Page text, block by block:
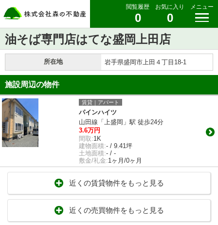
閲覧履歴
0
お気に入り
0
メニュー
油そば専門店はてな盛岡上田店
所在地 岩手県盛岡市上田４丁目18-1
施設周辺の物件
賃貸｜アパート
パインハイツ
山田線「上盛岡」駅 徒歩24分
3.6万円
間取:1K
建物面積:- / 9.41坪
土地面積:- / -
敷金/礼金:1ヶ月/0ヶ月
近くの賃貸物件をもっと見る
近くの売買物件をもっと見る